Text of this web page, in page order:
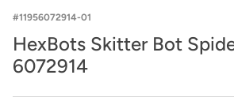
11956072914-01
HexBots Skitter Bot
6072914